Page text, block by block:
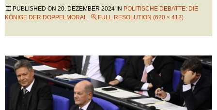
PUBLISHED ON 20. DEZEMBER 2024 IN POLITISCHE DEBATTE: DIE
KÖNIGE DER DOPPELMORAL
FULL RESOLUTION (620 × 412)